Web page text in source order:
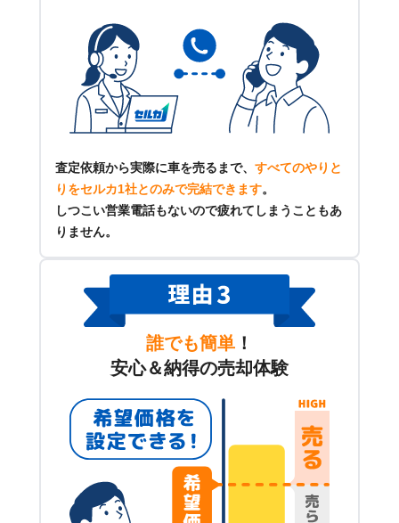
査定依頼から実際に車を売るまで、 すべてのやりと
りをセルカ1社とのみで完結できます。
しつこい営業電話もないので疲れてしまうこともあ
りません。
誰でも簡単 ！
安心＆納得の売却体験